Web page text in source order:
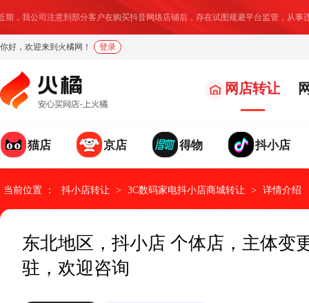
，我公司注意到部分客户在购买抖音网络店铺后，存在试图规避平台监管，从事
你好，欢迎来到火橘网！ 登录
网店转让
我要求购 发布求购信息，找店速度 提升95%
具体诉求*
我要出售 店铺成交后我们将收取部分服务费
网店地址*
猫店 京店 得物 抖小店
当前位置 ： 抖小店转让 > 3C数码家电抖小店商城转让 > 详情介绍
东北地区，抖小店 个体店，主体变
驻，欢迎咨询